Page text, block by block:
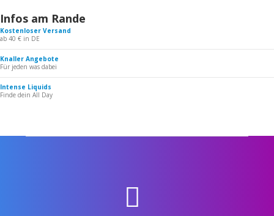
Infos am Rande
Kostenloser Versand
ab 40 € in DE
Knaller Angebote
Für jeden was dabei
Intense Liquids
Finde dein All Day